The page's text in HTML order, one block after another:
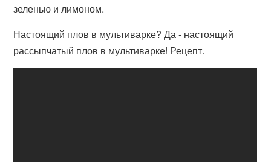
зеленью и лимоном.
Настоящий плов в мультиварке? Да - настоящий
рассыпчатый плов в мультиварке! Рецепт.